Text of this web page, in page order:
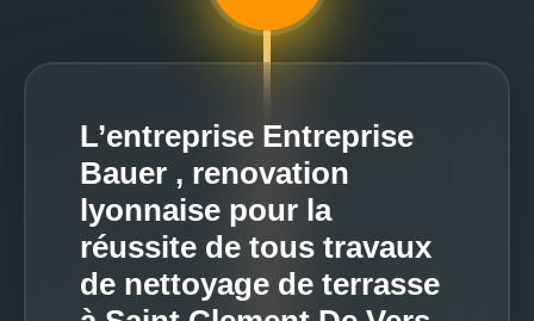
L’entreprise Entreprise
Bauer , renovation
lyonnaise pour la
réussite de tous travaux
de nettoyage de terrasse